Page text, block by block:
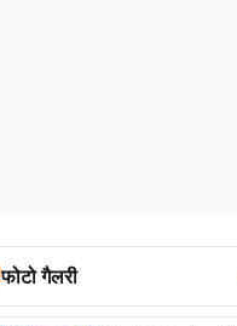
फोटो गैलरी